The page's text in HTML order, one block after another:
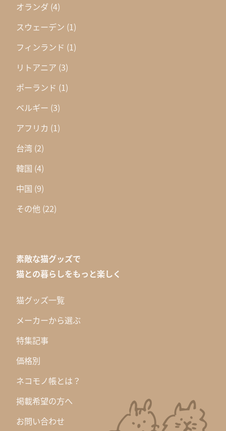
オランダ (4)
スウェーデン (1)
フィンランド (1)
リトアニア (3)
ポーランド (1)
ベルギー (3)
アフリカ (1)
台湾 (2)
韓国 (4)
中国 (9)
その他 (22)
素敵な猫グッズで
猫との暮らしをもっと楽しく
猫グッズ一覧
メーカーから選ぶ
特集記事
価格別
ネコモノ帳とは？
掲載希望の方へ
お問い合わせ